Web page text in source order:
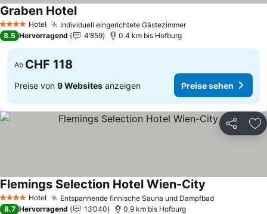
4 Sterne Hotel Individuell eingerichtete Gästezimmer
Graben Hotel
8.5 Hervorragend 4’859 0.4 km bis Hofburg
Ab CHF 118
Preise von 9 Websites anzeigen Preise sehen
Teilen
4 Sterne Hotel Entspannende finnische Sauna und Dampfbad
Flemings Selection Hotel Wien-City
8.7 Hervorragend 13’040 0.9 km bis Hofburg